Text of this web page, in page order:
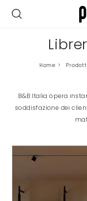
Home >
B&B Italia opera
soddisfazione dei